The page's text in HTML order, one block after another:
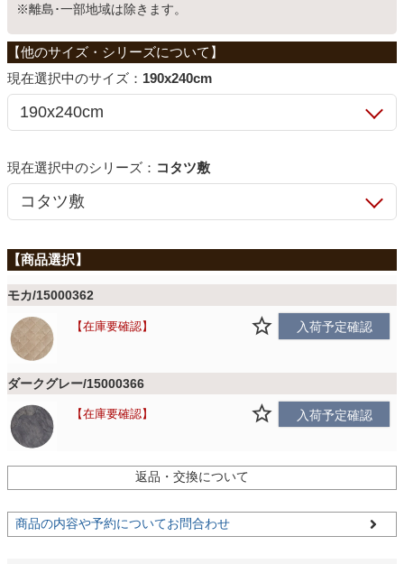
ホームオフィス
こたつ
寝具
カーテン
収納用品
※離島･一部地域は除きます。
サイズ： 190x240cm
シリーズ： コタツ敷
モカ/15000362
在庫要確認 入荷予定確認
ダークグレー/15000366
在庫要確認 入荷予定確認
返品・交換について
商品の内容や予約についてお問合わせ